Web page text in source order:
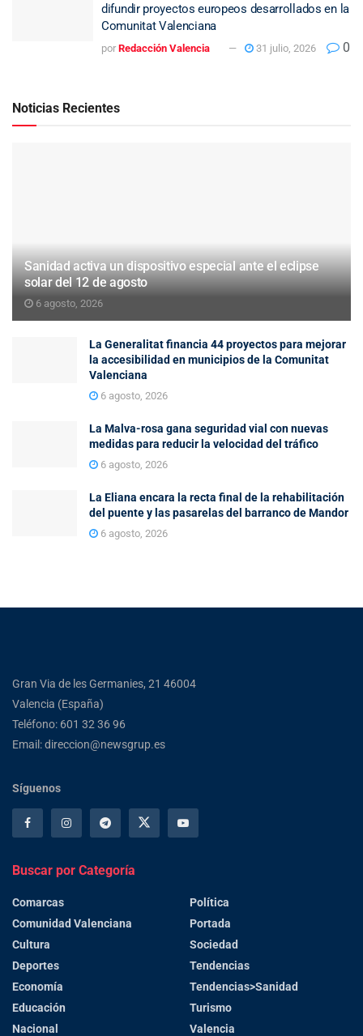
difundir proyectos europeos desarrollados en la
Comunitat Valenciana
por Redacción Valencia 31 julio, 2026 0
Noticias Recientes
Sanidad activa un dispositivo especial ante el eclipse
solar del 12 de agosto
6 agosto, 2026
La Generalitat financia 44 proyectos para mejorar
la accesibilidad en municipios de la Comunitat
Valenciana
6 agosto, 2026
La Malva-rosa gana seguridad vial con nuevas
medidas para reducir la velocidad del tráfico
6 agosto, 2026
La Eliana encara la recta final de la rehabilitación
del puente y las pasarelas del barranco de Mandor
6 agosto, 2026
Gran Via de les Germanies, 21 46004
Valencia (España)
Teléfono: 601 32 36 96
Email: direccion@newsgrup.es
Síguenos
Buscar por Categoría
Comarcas
Comunidad Valenciana
Cultura
Deportes
Economía
Educación
Nacional
Política
Portada
Sociedad
Tendencias
Tendencias>Sanidad
Turismo
Valencia